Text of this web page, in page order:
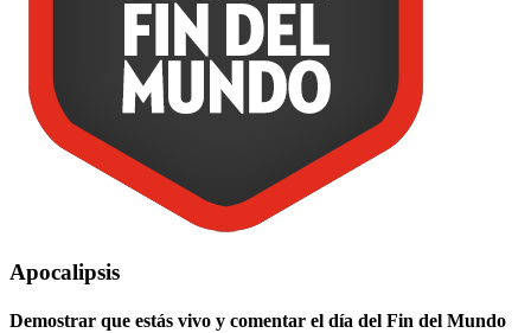
Apocalipsis
Demostrar que estás vivo y comentar el día del Fin del Mundo